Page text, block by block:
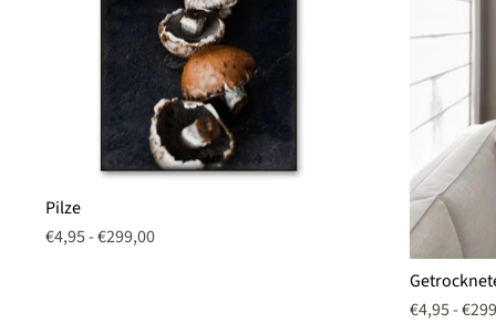
Pilze
Pilze
€4,95-€299,00
€4,95-